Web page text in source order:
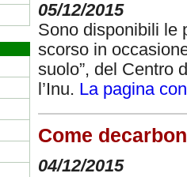
05/12/2015
Sono disponibili le
scorso in
suolo”, del Centro
l’Inu. La pagina
Come
04/12/2015